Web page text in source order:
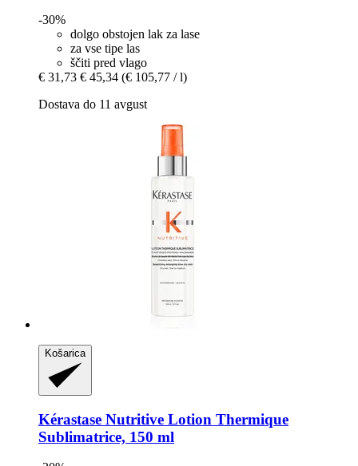
-30%
dolgo obstojen lak za lase
za vse tipe las
ščiti pred vlago
€ 31,73 € 45,34 (€ 105,77 / l)
Dostava do 11 avgust
Košarica
Kérastase Nutritive Lotion Thermique
Sublimatrice, 150 ml